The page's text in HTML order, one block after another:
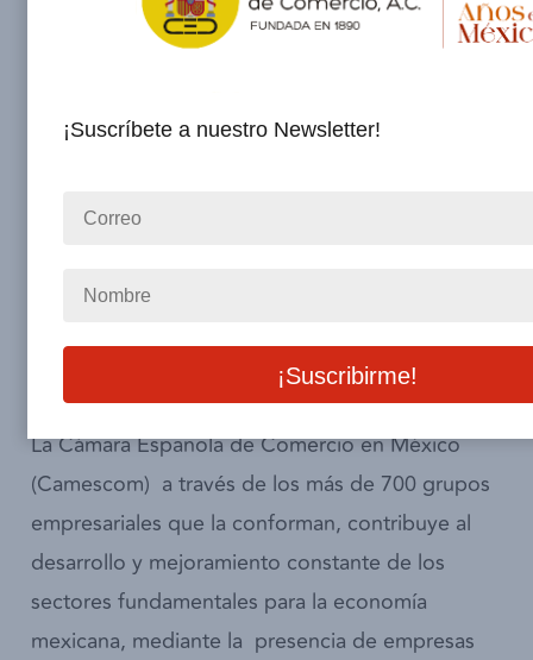
fundamentales para el desarrollo de México han
actual, brindando datosde comportamiento
visión a medio y largo plazo.
La Cámara Española de Comercio en México
(Camescom) a través de los más de 700 grupos
empresariales que la conforman, contribuye al
desarrollo y mejoramiento constante de los
sectores fundamentales para la economía
mexicana, mediante la presencia de empresas
¡Suscríbete a nuestro Newsletter!